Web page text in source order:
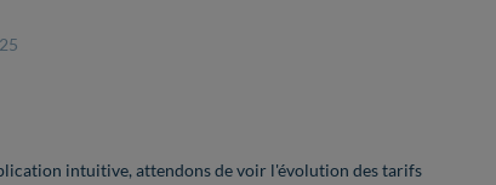
intuitive, attendons de voir l'évolution des tarifs